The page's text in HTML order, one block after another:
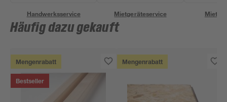
Handwerksservice Mietgeräteservice
Häufig dazu gekauft
Mengenrabatt
Bestseller
Mengenrabatt